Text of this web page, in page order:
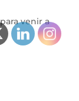
venir a